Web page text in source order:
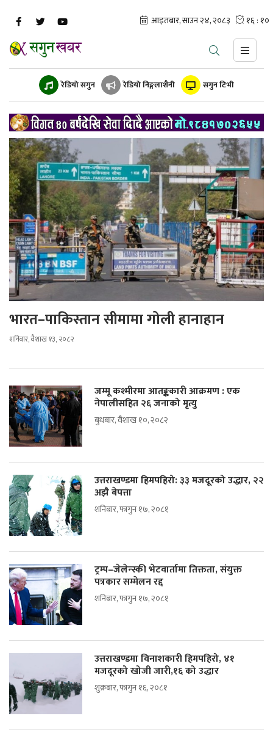
रेडियो सगुन रेडियो निङ्गलाशैनी सगुन टिभी
भारत–पाकिस्तान सीमामा गोली हानाहान
शनिबार, वैशाख १३, २०८२
जम्मू कश्मीरमा आतङ्ककारी आक्रमण : एक
नेपालीसहित २६ जनाको मृत्यु
बुधबार, वैशाख १०, २०८२
उत्तराखण्डमा हिमपहिरो: ३३ मजदूरको उद्धार, २२
अझै बेपत्ता
शनिबार, फागुन १७, २०८१
ट्रम्प–जेलेन्स्की भेटवार्तामा तिक्तता, संयुक्त
पत्रकार सम्मेलन रद्द
शनिबार, फागुन १७, २०८१
उत्तराखण्डमा विनाशकारी हिमपहिरो, ४१
मजदूरको खोजी जारी,१६ को उद्धार
शुक्रबार, फागुन १६, २०८१